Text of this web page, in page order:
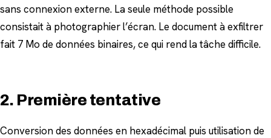
sans connexion externe. La seule méthode possible
consistait à photographier l’écran. Le document à exfiltrer
fait 7 Mo de données binaires, ce qui rend la tâche difficile.
2. Première tentative
Conversion des données en hexadécimal puis utilisation de